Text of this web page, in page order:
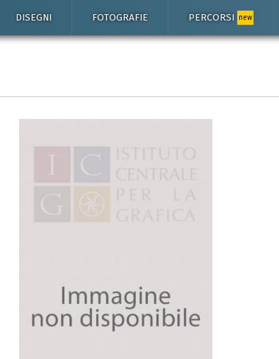
DISEGNI FOTOGRAFIE PERCORSI new